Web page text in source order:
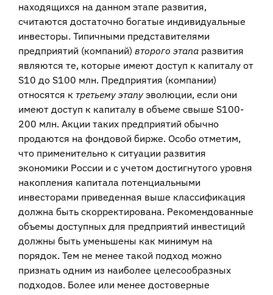
находящихся на данном этапе развития,
считаются достаточно богатые индивидуальные
инве­сторы. Типичными представителями
предприятий (компаний) второго этапа развития
являются те, которые имеют доступ к капиталу от
S10 до S100 млн. Предприятия (компании)
относятся к третьему этапу эволюции, если они
име­ют доступ к капиталу в объеме свыше S100-
200 млн. Акции таких предприятий обычно
продаются на фондовой бирже. Особо отметим,
что применительно к си­туации развития
экономики России и с учетом достигнутого уровня
накопления капитала потенциальными
инвесторами приведенная выше классификация
долж­на быть скорректирована. Рекомендованные
объемы доступных для предпри­ятий инвестиций
должны быть уменьшены как минимум на
порядок. Тем не ме­нее такой подход можно
признать одним из наиболее целесообразных
подходов. Более или менее достоверные